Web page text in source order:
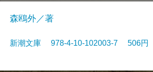
森鴎外／著
新潮文庫 978-4-10-102003-7 506円